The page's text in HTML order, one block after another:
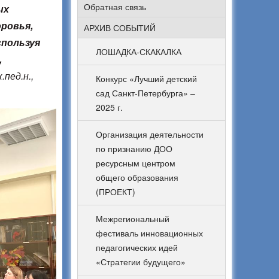
Обратная связь
АРХИВ СОБЫТИЙ
ЛОШАДКА-СКАКАЛКА
Конкурс «Лучший детский
сад Санкт-Петербурга» –
2025 г.
Организация деятельности
по признанию ДОО
ресурсным центром
общего образования
(ПРОЕКТ)
Межрегиональный
фестиваль инновационных
педагогических идей
«Стратегии будущего»